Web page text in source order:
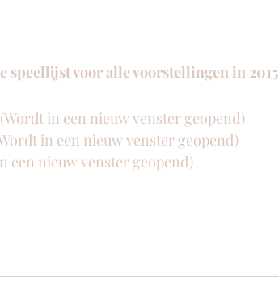
voor alle voorstellingen in 2015
in een nieuw venster geopend)
in een nieuw venster geopend)
een nieuw venster geopend)